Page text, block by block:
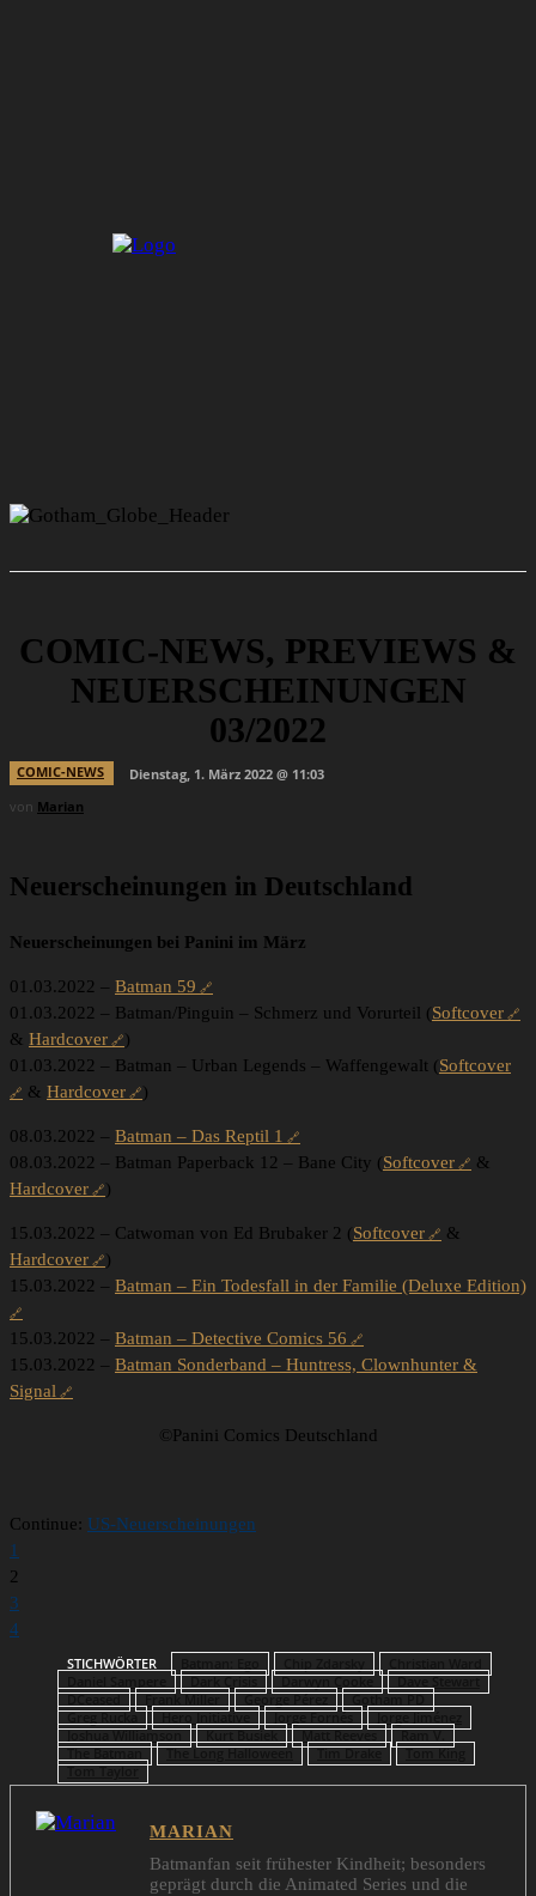
COMIC-NEWS, PREVIEWS &
NEUERSCHEINUNGEN
03/2022
COMIC-NEWS
Dienstag, 1. März 2022 @ 11:03
von Marian
Neuerscheinungen in Deutschland
Neuerscheinungen bei Panini im März
01.03.2022 – Batman 59
01.03.2022 – Batman/Pinguin – Schmerz und Vorurteil (Softcover
& Hardcover
)
01.03.2022 – Batman – Urban Legends – Waffengewalt (Softcover
& Hardcover )
08.03.2022 – Batman – Das Reptil 1
08.03.2022 – Batman Paperback 12 – Bane City (Softcover
&
Hardcover
)
15.03.2022 – Catwoman von Ed Brubaker 2 (Softcover
&
Hardcover
)
15.03.2022 – Batman – Ein Todesfall in der Familie (Deluxe Edition)
15.03.2022 – Batman – Detective Comics 56
15.03.2022 – Batman Sonderband – Huntress, Clownhunter &
Signal
©Panini Comics Deutschland
Continue: US-Neuerscheinungen
1
2
3
4
STICHWÖRTER
Dark Crisis Darwyn Cooke
Dave Stewart
DCeased
Frank Miller George Pérez
Gotham PD
Greg Rucka
Hero Initiative Jorge Fornés
Jorge Jiménez
Joshua Williamson
Kurt Busiek Matt Reeves
Ram V.
The Batman
The Long Halloween Tim Drake
Tom King
Tom Taylor
MARIAN
Batmanfan seit frühester Kindheit; besonders
geprägt durch die Animated Series und die